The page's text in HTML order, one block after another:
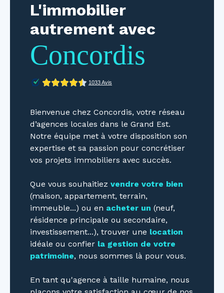
L'immobilier
autrement avec
Concordis
Bienvenue chez Concordis, votre réseau
d’agences locales dans le Grand Est.
Notre équipe met à votre disposition son
expertise et sa passion pour concrétiser
vos projets immobiliers avec succès.
Que vous souhaitiez vendre votre bien
(maison, appartement, terrain,
immeuble...) ou en acheter un (neuf,
résidence principale ou secondaire,
investissement...), trouver une location
idéale ou confier la gestion de votre
patrimoine, nous sommes là pour vous.
En tant qu'agence à taille humaine, nous